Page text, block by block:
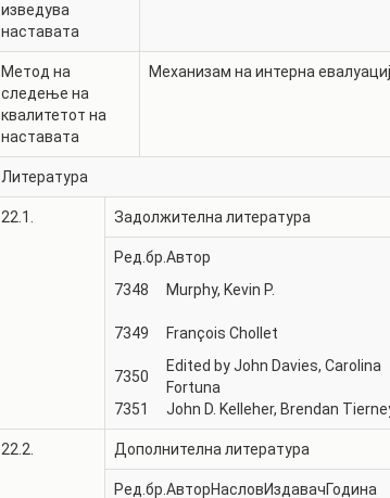
изведува
наставата
Метод на
следење на
квалитетот на
наставата
Механизам на интерна
Литература
22.1. Задолжителна литература
Ред.бр. Автор
7348
Murphy, Kevin P.
7349 François Chollet
7350
Edited by John Davies, Carolina
Fortuna
7351
John D. Kelleher, Brendan
22.2. Дополнителна литература
Ред.бр. АвторНасловИздавачГодина